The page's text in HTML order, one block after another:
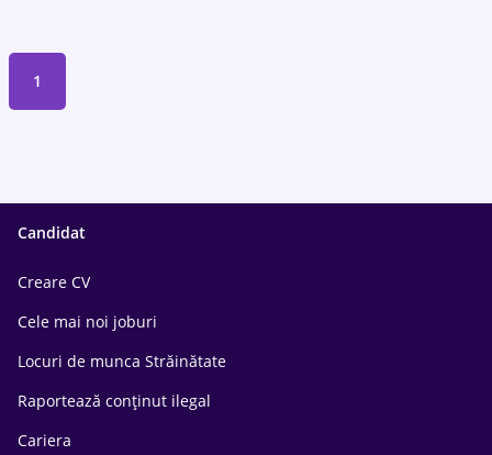
1
Candidat
Creare CV
Cele mai noi joburi
Locuri de munca Străinătate
Raportează conținut ilegal
Cariera